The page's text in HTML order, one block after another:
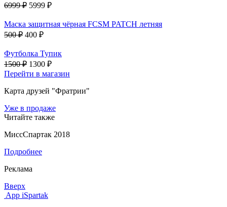
6999 ₽ 5999 ₽
Маска защитная чёрная FCSM PATCH летняя
500 ₽ 400 ₽
Футболка Тупик
1500 ₽ 1300 ₽
Перейти в магазин
Карта друзей "Фратрии"
Уже в продаже
Читайте также
МиссСпартак 2018
Подробнее
Реклама
Вверх
App iSpartak